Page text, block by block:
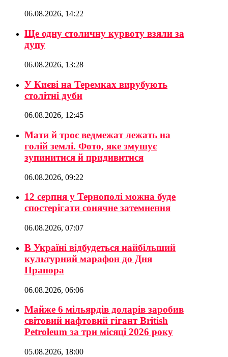
06.08.2026, 14:22
Ще одну столичну курвоту взяли за
дупу
06.08.2026, 13:28
У Києві на Теремках вирубують
столітні дуби
06.08.2026, 12:45
Мати й троє ведмежат лежать на
голій землі. Фото, яке змушує
зупинитися й придивитися
06.08.2026, 09:22
12 серпня у Тернополі можна буде
спостерігати сонячне затемнення
06.08.2026, 07:07
В Україні відбудеться найбільший
культурний марафон до Дня
Прапора
06.08.2026, 06:06
Майже 6 мільярдів доларів заробив
світовий нафтовий гігант British
Petroleum за три місяці 2026 року
05.08.2026, 18:00